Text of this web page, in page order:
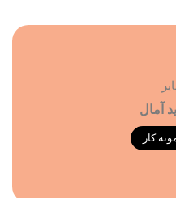
آمال
کار